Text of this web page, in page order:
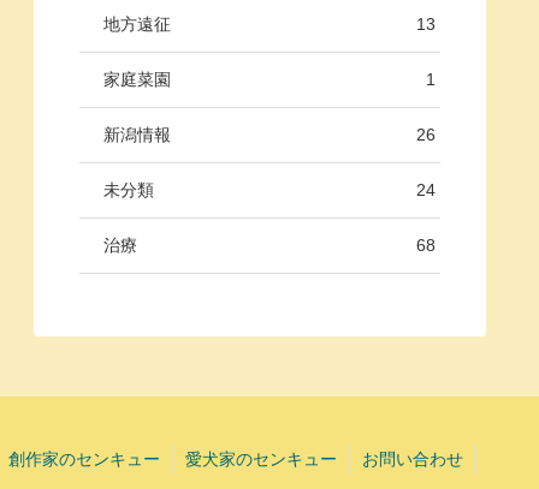
地方遠征 13
家庭菜園 1
新潟情報 26
未分類 24
治療 68
創作家のセンキュー 愛犬家のセンキュー お問い合わせ